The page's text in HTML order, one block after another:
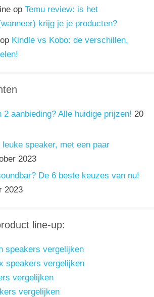
op Temu review: is het
krijg je je producten?
op Kindle vs Kobo: de verschillen,
2 aanbieding? Alle huidige prijzen! 20
speaker, met een paar
2023
De 6 beste keuzes van nu!
2023
line-up:
speakers vergelijken
speakers vergelijken
vergelijken
vergelijken